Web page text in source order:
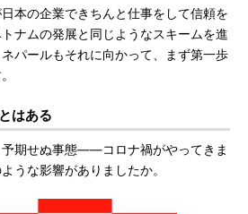
本の企業できちんと仕事をして信頼を
ナムの発展と同じようなスキームを進
パールもそれに向かって、まず第一歩
はある
期せぬ事態――コロナ禍がやってきま
うな影響がありましたか。